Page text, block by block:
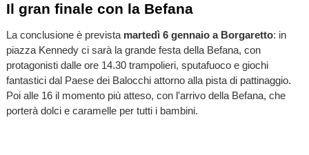
Il gran finale con la Befana
La conclusione è prevista martedì 6 gennaio a Borgaretto: in
piazza Kennedy ci sarà la grande festa della Befana, con
protagonisti dalle ore 14.30 trampolieri, sputafuoco e giochi
fantastici dal Paese dei Balocchi attorno alla pista di pattinaggio.
Poi alle 16 il momento più atteso, con l'arrivo della Befana, che
porterà dolci e caramelle per tutti i bambini.